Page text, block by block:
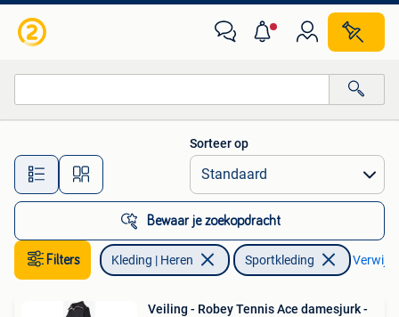
Alle afstanden…
Sorteer op
Bewaar je zoekopdracht
Filters Kleding | Heren Sportkleding
Veiling - Robey Tennis Ace damesjurk -